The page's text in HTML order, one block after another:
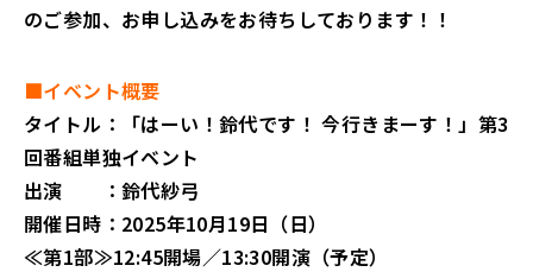
のご参加、お申し込みをお待ちしております！！
■イベント概要
タイトル：「はーい！鈴代です！ 今行きまーす！」第3
回番組単独イベント
出演 ：鈴代紗弓
開催日時：2025年10月19日（日）
≪第1部≫12:45開場／13:30開演（予定）